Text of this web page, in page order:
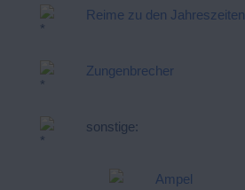
Reime zu den Jahreszeiten
Zungenbrecher
sonstige:
Ampel